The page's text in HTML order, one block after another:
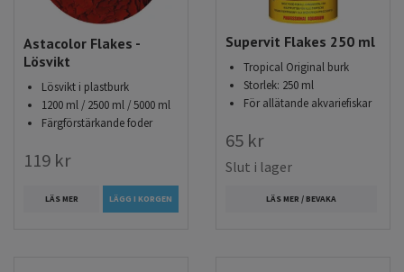
Astacolor Flakes -
Lösvikt
Lösvikt i plastburk
1200 ml / 2500 ml / 5000 ml
Färgförstärkande foder
119 kr
LÄS MER LÄGG I KORGEN
Supervit Flakes 250 ml
Tropical Original burk
Storlek: 250 ml
För allätande akvariefiskar
65 kr
Slut i lager
LÄS MER / BEVAKA